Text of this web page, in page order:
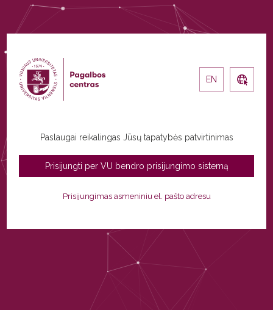
Paslaugai reikalingas Jūsų tapatybės patvirtinimas